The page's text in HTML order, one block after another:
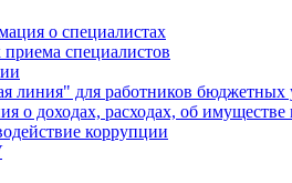
о специалистах
специалистов
линия" для работников
о доходах, расходах, об имуществе
коррупции